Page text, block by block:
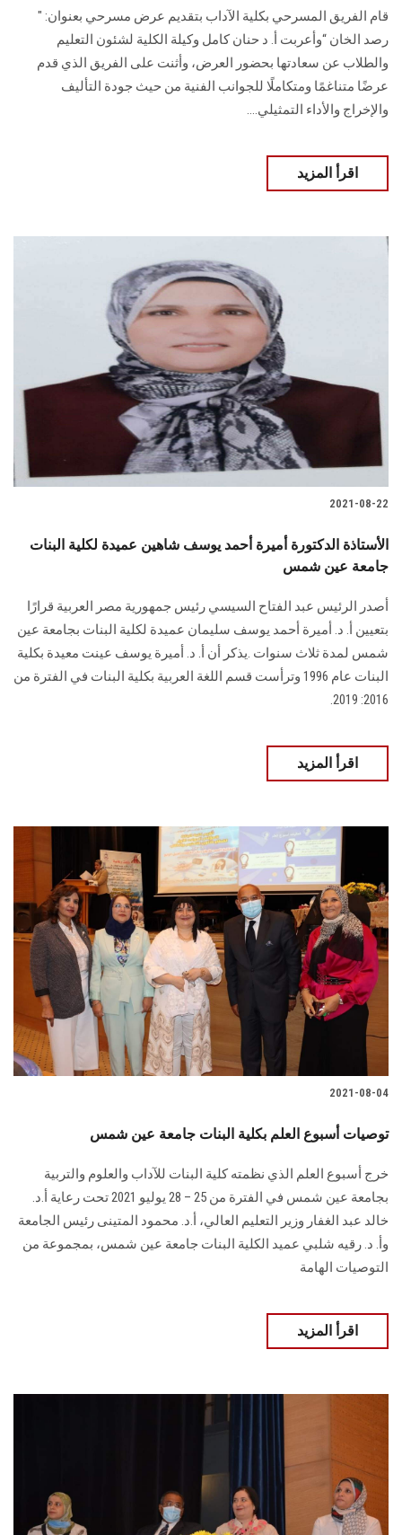
قام الفريق المسرحي بكلية الآداب بتقديم عرض مسرحي بعنوان: "
رصد الخان “وأعربت أ. د حنان كامل وكيلة الكلية لشئون التعليم
والطلاب عن سعادتها بحضور العرض، وأثنت على الفريق الذي قدم
عرضًا متناغمًا ومتكاملًا للجوانب الفنية من حيث جودة التأليف
والإخراج والأداء التمثيلي....
اقرأ المزيد
2021-08-22
الأستاذة الدكتورة أميرة أحمد يوسف شاهين عميدة لكلية البنات
جامعة عين شمس
أصدر الرئيس عبد الفتاح السيسي رئيس جمهورية مصر العربية قرارًا
بتعيين أ. د. أميرة أحمد يوسف سليمان عميدة لكلية البنات بجامعة عين
شمس لمدة ثلاث سنوات .يذكر أن أ. د. أميرة يوسف عينت معيدة بكلية
البنات عام 1996 وترأست قسم اللغة العربية بكلية البنات في الفترة من
2016: 2019.
اقرأ المزيد
2021-08-04
توصيات أسبوع العلم بكلية البنات جامعة عين شمس
خرج أسبوع العلم الذي نظمته كلية البنات للآداب والعلوم والتربية
بجامعة عين شمس في الفترة من 25 – 28 يوليو 2021 تحت رعاية أ.د.
خالد عبد الغفار وزير التعليم العالي، أ.د. محمود المتينى رئيس الجامعة
وأ. د. رقيه شلبي عميد الكلية البنات جامعة عين شمس، بمجموعة من
التوصيات الهامة
اقرأ المزيد